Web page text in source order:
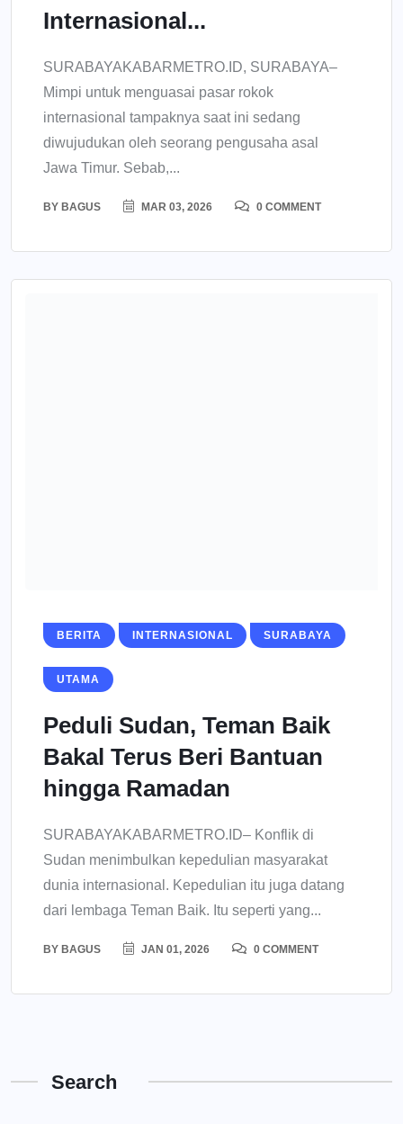
Internasional...
SURABAYAKABARMETRO.ID, SURABAYA–
Mimpi untuk menguasai pasar rokok
internasional tampaknya saat ini sedang
diwujudukan oleh seorang pengusaha asal
Jawa Timur. Sebab,...
BY BAGUS MAR 03, 2026 0 COMMENT
BERITA INTERNASIONAL SURABAYA
UTAMA
Peduli Sudan, Teman Baik
Bakal Terus Beri Bantuan
hingga Ramadan
SURABAYAKABARMETRO.ID– Konflik di
Sudan menimbulkan kepedulian masyarakat
dunia internasional. Kepedulian itu juga datang
dari lembaga Teman Baik. Itu seperti yang...
BY BAGUS JAN 01, 2026 0 COMMENT
Search